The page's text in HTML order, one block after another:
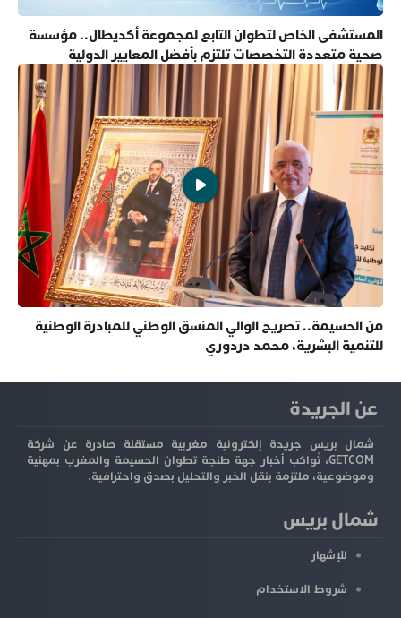
المستشفى الخاص لتطوان التابع لمجموعة أكديطال.. مؤسسة
صحية متعددة التخصصات تلتزم بأفضل المعايير الدولية
من الحسيمة.. تصريح الوالي المنسق الوطني للمبادرة الوطنية
للتنمية البشرية، محمد دردوري
عن الجريدة
شمال بريس جريدة إلكترونية مغربية مستقلة صادرة عن شركة
GETCOM، تُواكب أخبار جهة طنجة تطوان الحسيمة والمغرب بمهنية
وموضوعية، ملتزمة بنقل الخبر والتحليل بصدق واحترافية.
شمال بريس
للإشهار
شروط الاستخدام